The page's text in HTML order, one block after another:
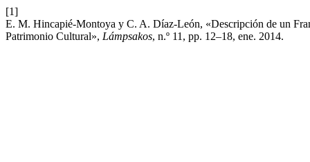
[1]
E. M. Hincapié-Montoya y C. A. Díaz-León, «Descripción de un
Patrimonio Cultural», Lámpsakos, n.º 11, pp. 12–18, ene. 2014.